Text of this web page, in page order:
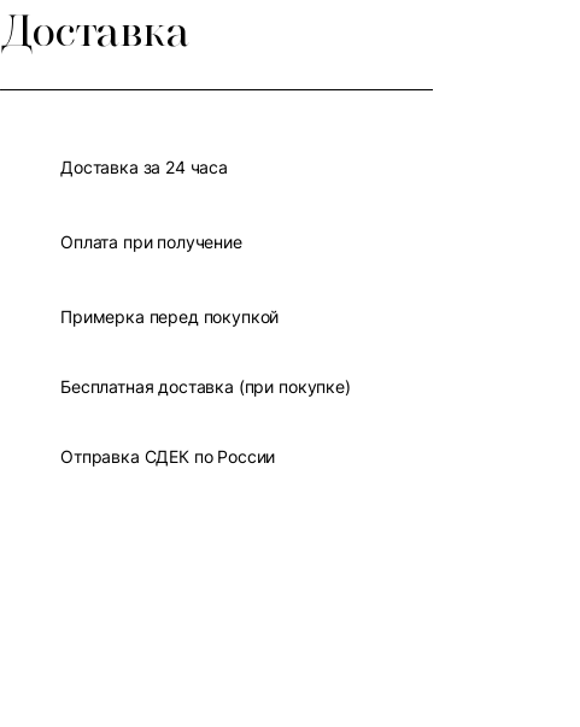
Доставка
Доставка за 24 часа
Оплата при получение
Примерка перед покупкой
Бесплатная доставка (при покупке)
Отправка СДЕК по России